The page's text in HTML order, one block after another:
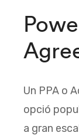
Un PPA o
opció
a gran